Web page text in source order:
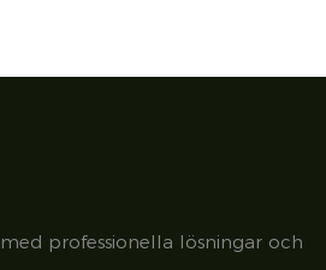
professionella lösningar och